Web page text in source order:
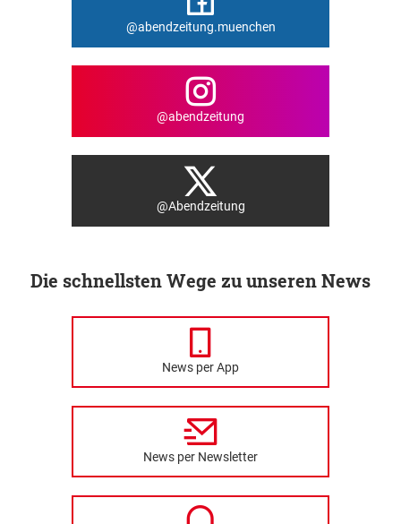
@abendzeitung.muenchen
@abendzeitung
@Abendzeitung
Die schnellsten Wege zu unseren News
News per App
News per Newsletter